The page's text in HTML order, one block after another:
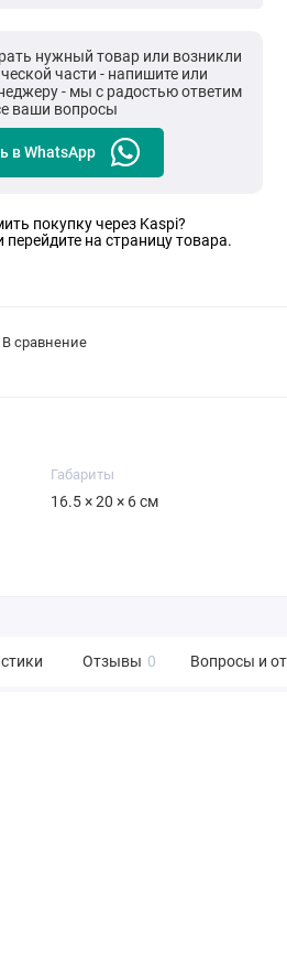
нужный товар или возникли
части - напишите или
- мы с радостью ответим
ваши вопросы
в WhatsApp
покупку через Kaspi?
на страницу товара.
В сравнение
Габариты
16.5 × 20 × 6 см
Отзывы 0 Вопросы и